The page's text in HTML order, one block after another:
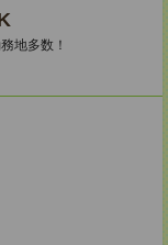
地多数！